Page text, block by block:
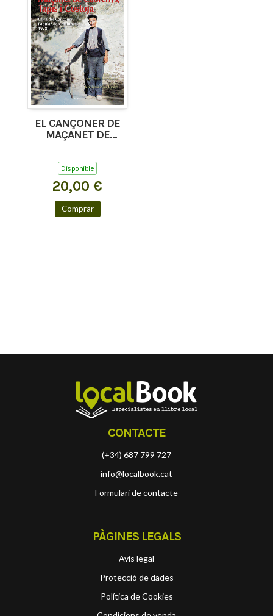
EL CANÇONER DE
MAÇANET DE
Disponible
20,00 €
Comprar
CONTACTE
(+34) 687 799 727
info@localbook.cat
Formulari de contacte
PÀGINES LEGALS
Avís legal
Protecció de dades
Política de Cookies